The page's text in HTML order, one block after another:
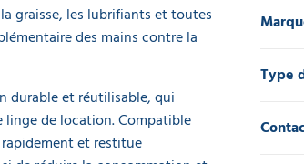
graisse, les lubrifiants et toutes
des mains contre la
durable et réutilisable, qui
de location. Compatible
et restitue
Type